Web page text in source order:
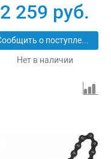
2 259 руб.
Сообщить о поступлении
Нет в наличии